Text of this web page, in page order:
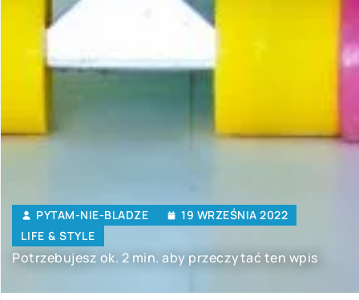
PYTAM-NIE-BLADZE
19 WRZEŚNIA 2022
LIFE & STYLE
Potrzebujesz ok. 2 min. aby przeczytać ten wpis